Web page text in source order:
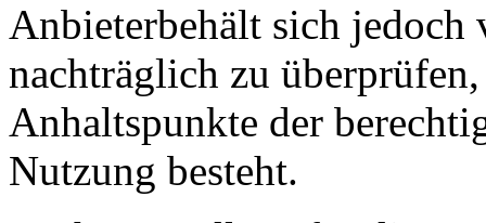
Anbieterbehält sich
nachträglich zu
Anhaltspunkte der
Nutzung besteht.